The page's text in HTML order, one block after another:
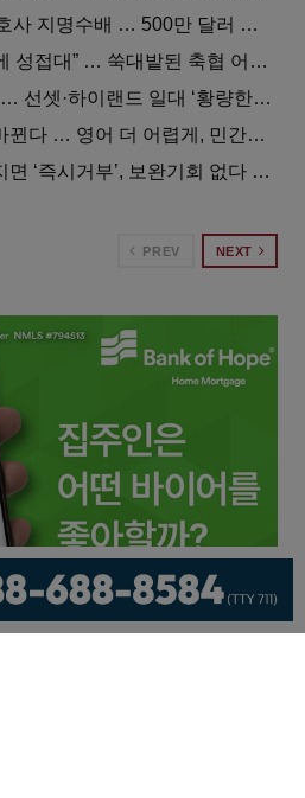
연방 당국, LA 한인 간호사 지명수배 … 500만 달러 메디캐어 사기, 선고 직전 한국 도주
[충격] “외국인 심판들에 성접대” … 쑥대밭된 축협 어디까지 추락하나
칙필레마저 문 닫았다 … 선셋·하이랜드 일대 ‘황량한 거리’로
[이민]시민권 시험 확 바뀐다 … 영어 더 어렵게, 민간시험 도입 추진
[이민] 영주권 서류 빠지면 ‘즉시거부’, 보완기회 없다 … 이민심사 8월부터 확 바뀐다
PREV NEXT